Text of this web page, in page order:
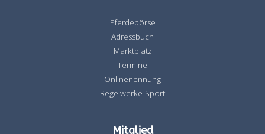
Pferdebörse
Adressbuch
Marktplatz
Termine
Onlinenennung
Regelwerke Sport
Mitglied